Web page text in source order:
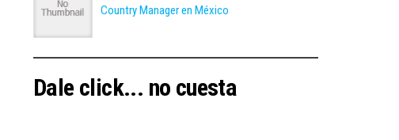
Country Manager en México
Dale click... no cuesta